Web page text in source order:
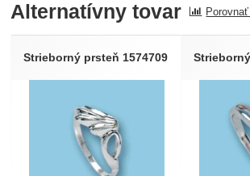
Recenzia
Alternatívny tovar
Strieborný prsteň 1574709